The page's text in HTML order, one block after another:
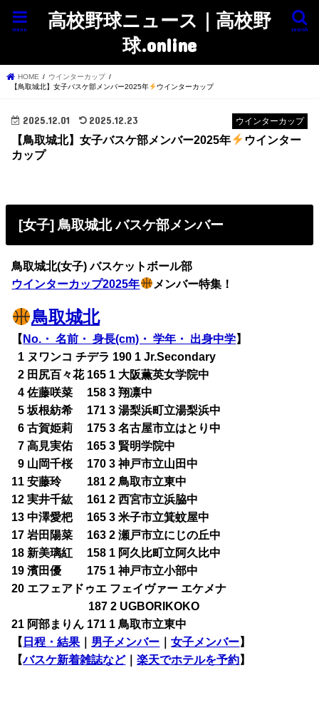
高校野球ニュース｜高校野
球.online
search
menu
HOME
ウインターカップ
【鳥取城北】女子バスケ部メンバー2025年
ウインターカップ
ウインターカップ
2025.12.01 2025.12.23
【鳥取城北】女子バスケ部メンバー2025年
ウインター
カップ
[女子] 鳥取城北 バスケ部メンバー
鳥取城北(女子) バスケットボール部
ウインターカップ2025年
メンバー特集！
鳥取城北
【 No.・ 名前・ 身長(cm)・ 学年・ 出身中学】
1 ヌワンコ チデラ 190 1 Jr.Secondary
02 田尻百々花 165 1 大阪薫英女学院中
04 佐藤咲菜 158 3 翔凛中
05 坂根紡希 171 3 湯梨浜町立湯梨浜中
06 古賀姫莉 175 3 名古屋市立はとり中
07 高見実佑 165 3 賢明学院中
09 山岡千桜 170 3 神戸市立山田中
11 安藤玲 181 2 鳥取市立東中
12 実井千紘 161 2 西宮市立浜脇中
13 中澤愛杷 165 3 米子市立箕蚊屋中
17 岩田陽菜 163 2 瀬戸市立にじの丘中
18 新美璃紅 158 1 阿久比町立阿久比中
19 濱田優 175 1 神戸市立小部中
20 エフェアドゥエ フェイヴァー エケメナ
187 2 UGBORIKOKO
21 阿部まりん 171 1 鳥取市立東中
【 日程・結果 男子メンバー ｜女子メンバー】
【バスケ新着雑誌など｜楽天でホテルを予約】